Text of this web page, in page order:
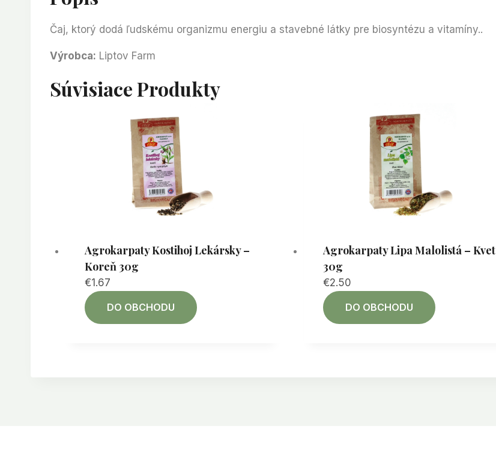
Čaj, ktorý dodá ľudskému organizmu energiu a stavebné látky pre biosyntézu a vitamíny..
Výrobca: Liptov Farm
Súvisiace Produkty
Agrokarpaty Kostihoj Lekársky –
Koreň 30g
€1.67
DO OBCHODU
Agrokarpaty Lipa Malolistá – Kvet
30g
€2.50
DO OBCHODU